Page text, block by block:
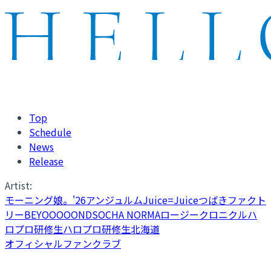
Top
Schedule
News
Release
Artist:
モーニング娘。'26アンジュルムJuice=Juiceつばきファクト
リーBEYOOOOONDSOCHA NORMAロージークロニクルハ
ロプロ研修生ハロプロ研修生北海道
オフィシャルファンクラブ